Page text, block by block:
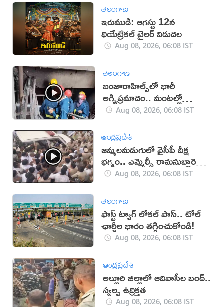
తెలంగాణ
ఇరుముడి: ఆగస్టు 12న
థియేట్రికల్ ట్రైలర్ విడుదల
Aug 08, 2026, 06:08 IST
తెలంగాణ
బంజారాహిల్స్‌లో భారీ
అగ్నిప్రమాదం.. మంటల్లో
కాలిపోయిన మద్యం బాటిళ్లు
Aug 08, 2026, 06:08 IST
ఆంధ్రప్రదేశ్
జమ్మలమడుగులో వైసీపీ దీక్ష
భగ్నం.. ఎమ్మెల్సీ రామసుబ్బారెడ్డి
అరెస్ట్ (వీడియో)
Aug 08, 2026, 06:08 IST
తెలంగాణ
ఫాస్ట్ ట్యాగ్ లోకల్ పాస్.. టోల్
ఛార్జీల భారం తగ్గించుకోండి!
Aug 08, 2026, 06:08 IST
ఆంధ్రప్రదేశ్
అల్లూరి జిల్లాలో ఆదివాసీల బంద్..
స్వల్ప ఉద్రిక్తత
Aug 08, 2026, 06:08 IST